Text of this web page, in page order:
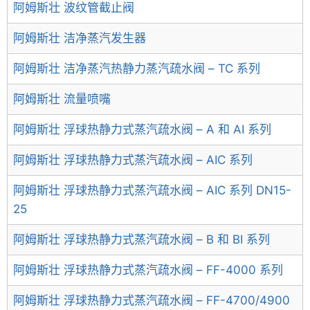
阿姆斯壮 波纹管截止阀
阿姆斯壮 洁净蒸汽发生器
阿姆斯壮 洁净蒸汽热静力蒸汽疏水阀 – TC 系列
阿姆斯壮 流量喷嘴
阿姆斯壮 浮球热静力式蒸汽疏水阀 – A 和 AI 系列
阿姆斯壮 浮球热静力式蒸汽疏水阀 – AIC 系列
阿姆斯壮 浮球热静力式蒸汽疏水阀 – AIC 系列 DN15-
25
阿姆斯壮 浮球热静力式蒸汽疏水阀 – B 和 BI 系列
阿姆斯壮 浮球热静力式蒸汽疏水阀 – FF-4000 系列
阿姆斯壮 浮球热静力式蒸汽疏水阀 – FF-4700/4900